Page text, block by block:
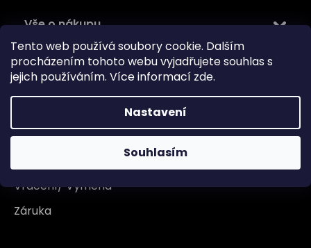
Tento web používá soubory cookie. Dalším
procházením tohoto webu vyjadřujete souhlas s
jejich používáním. Více informací zde.
Nastavení
Souhlasím
Vše o nákupu
Doprava
Garance originality
Reklamace
Vrácení/ Výměna
Záruka